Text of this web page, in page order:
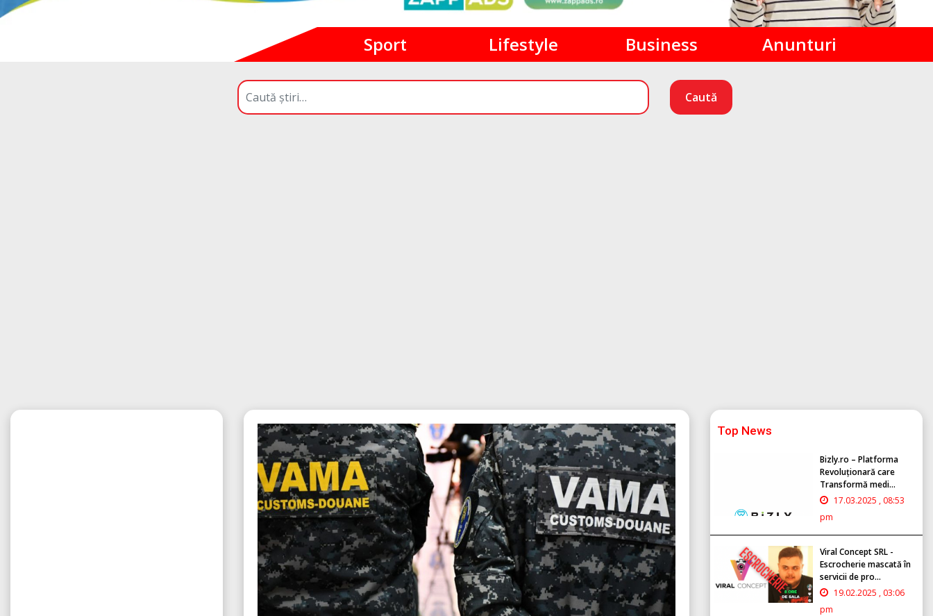
Sport Lifestyle Business Anunturi
Caută
Top News
Bizly.ro – Platforma
Revoluționară care
Transformă medi...
17.03.2025 , 08:53
pm
Viral Concept SRL -
Escrocherie mascată în
servicii de pro...
19.02.2025 , 03:06
pm